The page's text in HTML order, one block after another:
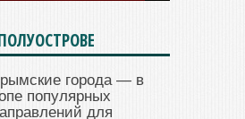
города — в
популярных
для